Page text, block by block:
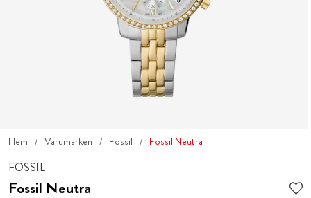
Hem Varumärken Fossil Fossil Neutra
FOSSIL
Fossil Neutra